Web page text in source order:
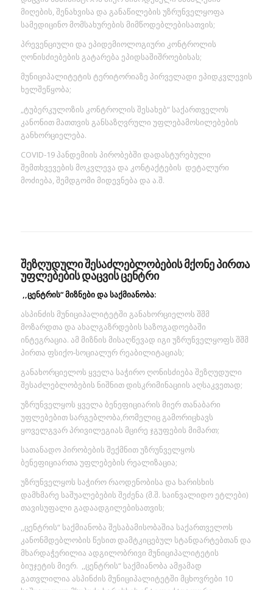
მიღების, შენახვისა და განაწილების უზრუნველყოფა
სამედიცინო მომსახურების მიმწოდებლებისათვის;
პრევენციული და ეპიდემიოლოგიური კონტროლის
ღონისძიებების გატარება ეპიდსაშიშროებისას;
მუნიციპალიტეტის ტერიტორიაზე პირველადი ეპიდკვლევის
ხელშეწყობა;
„ტუბერკულოზის კონტროლის შესახებ“ საქართველოს
კანონით მათთვის განსაზღვრული უფლებამოსილებების
განხორციელება.
COVID-19 პანდემიის პირობებში დადასტურებული
შემთხვევების მოკვლევა და კონტაქტების დეტალური
მოძიება, შემდგომი მიდევნება და ა.შ.
შეზღუდული შესაძლებლობების მქონე პირთა
უფლებების დაცვის ცენტრი
,,ცენტრის“ მიზნები და საქმიანობა:
ასპინძის მუნიციპალიტეტში განახორციელოს შშმ
მოზარდთა და ახალგაზრდების საზოგადოებაში
ინტეგრაცია. ამ მიზნის მისაღწევად იგი უზრუნველყოფს შშმ
პირთა ფსიქო-სოციალურ რეაბილიტაციას;
განახორციელოს ყველა საჭირო ღონისძიება შეზღუდული
შესაძლებლობების ნიშნით დისკრიმინაციის აღსაკვეთად;
უზრუნველყოს ყველა ბენეფიციარის მიერ თანაბარი
უფლებებით სარგებლობა,რომელიც გამორიცხავს
ყოველგვარ პრივილეგიას მცირე ჯგუფების მიმართ;
სათანადო პირობების შექმნით უზრუნველყოს
ბენეფიციართა უფლებების რეალიზაცია;
უზრუნველყოს საჭირო რაოდენობისა და ხარისხის
დამხმარე საშუალებების შეძენა (მ.შ. საინვალიდო ეტლები)
თავისუფალი გადაადგილებისათვის;
,,ცენტრის“ საქმიანობა შესაბამისობაშია საქართველოს
კანონმდებლობის წესით დამტკიცებულ სტანდარტებთან და
მხარდაჭერილია ადგილობრივი მუნიციპალიტეტის
ბიუჯეტის მიერ. ,,ცენტრის“ საქმიანობა ამჟამად
გათვლილია ასპინძის მუნიციპალიტეტში მცხოვრები 10